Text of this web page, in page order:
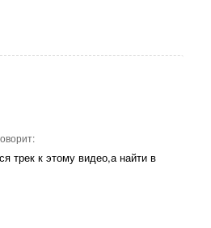
трек к этому видео,а найти в